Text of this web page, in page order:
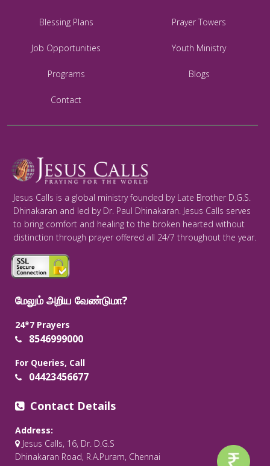
Blessing Plans Prayer Towers
Job Opportunities Youth Ministry
Programs Blogs
Contact
Jesus Calls is a global ministry founded by Late Brother D.G.S.
Dhinakaran and led by Dr. Paul Dhinakaran. Jesus Calls serves
to bring comfort and healing to the broken hearted without
distinction through prayer offered all 24/7 throughout the year.
மேலும் அறிய வேண்டுமா?
24*7 Prayers
8546999000
For Queries, Call
04423456677
Contact Details
Address:
Jesus Calls, 16, Dr. D.G.S
Dhinakaran Road, R.A.Puram, Chennai